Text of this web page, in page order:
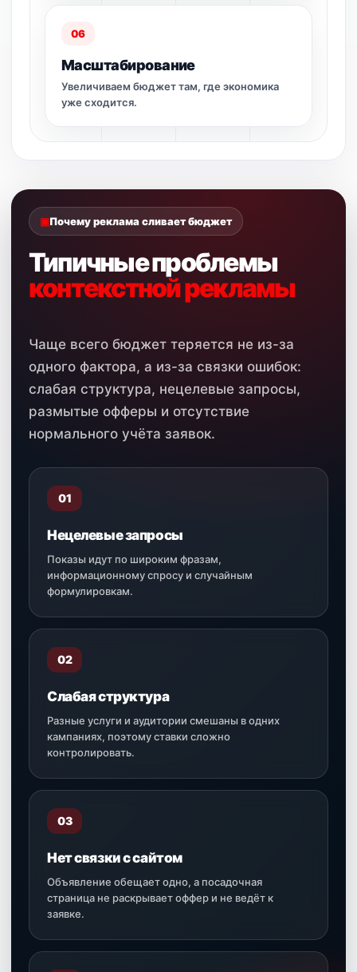
06
Масштабирование
Увеличиваем бюджет там, где экономика
уже сходится.
Почему реклама сливает бюджет
Типичные проблемы
контекстной рекламы
Чаще всего бюджет теряется не из-за
одного фактора, а из-за связки ошибок:
слабая структура, нецелевые запросы,
размытые офферы и отсутствие
нормального учёта заявок.
01
Нецелевые запросы
Показы идут по широким фразам,
информационному спросу и случайным
формулировкам.
02
Слабая структура
Разные услуги и аудитории смешаны в одних
кампаниях, поэтому ставки сложно
контролировать.
03
Нет связки с сайтом
Объявление обещает одно, а посадочная
страница не раскрывает оффер и не ведёт к
заявке.